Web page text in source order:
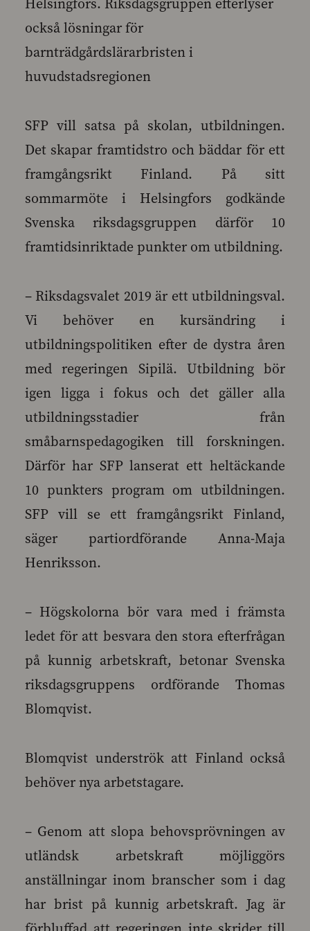
Helsingfors. Riksdagsgruppen efterlyser
också lösningar för
barnträdgårdslärarbristen i
huvudstadsregionen
SFP vill satsa på skolan, utbildningen.
Det skapar framtidstro och bäddar för ett
framgångsrikt Finland. På sitt
sommarmöte i Helsingfors godkände
Svenska riksdagsgruppen därför 10
framtidsinriktade punkter om utbildning.
– Riksdagsvalet 2019 är ett utbildningsval.
Vi behöver en kursändring i
utbildningspolitiken efter de dystra åren
med regeringen Sipilä. Utbildning bör
igen ligga i fokus och det gäller alla
utbildningsstadier från
småbarnspedagogiken till forskningen.
Därför har SFP lanserat ett heltäckande
10 punkters program om utbildningen.
SFP vill se ett framgångsrikt Finland,
säger partiordförande Anna-Maja
Henriksson.
– Högskolorna bör vara med i främsta
ledet för att besvara den stora efterfrågan
på kunnig arbetskraft, betonar Svenska
riksdagsgruppens ordförande Thomas
Blomqvist.
Blomqvist underströk att Finland också
behöver nya arbetstagare.
– Genom att slopa behovsprövningen av
utländsk arbetskraft möjliggörs
anställningar inom branscher som i dag
har brist på kunnig arbetskraft. Jag är